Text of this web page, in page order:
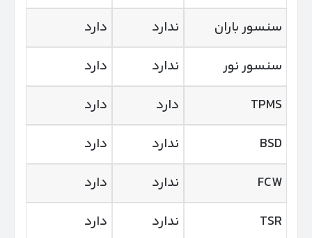
سنسور باران ندارد
دارد
سنسور نور
ندارد
دارد
TPMS
دارد
دارد
BSD
ندارد
دارد
FCW
ندارد
دارد
TSR
ندارد
دارد